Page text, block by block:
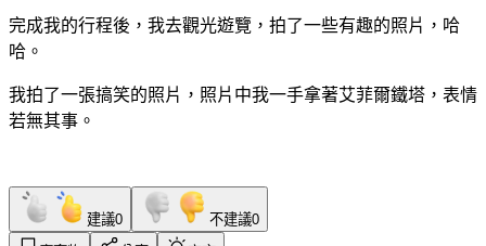
完成我的行程後，我去觀光遊覽，拍了一些有趣的照片，哈
哈。
我拍了一張搞笑的照片，照片中我一手拿著艾菲爾鐵塔，表情
若無其事。
建議0 不建議0